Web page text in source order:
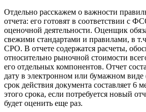
Отдельно расскажем о важности
отчета: его готовят в соответствии с
оценочной деятельности. Оценщик
свежими стандартами и правилами, в
СРО. В отчете содержатся расчеты,
относительно рыночной стоимости
его отдельных компонентов. Отчет
дату в электронном или бумажном виде
срок действия документа составляет 6
этого срока, если потребуется новый
будет оценить еще раз.
Вязьма
Вятские Поляны
Гай
Гатчина
Геленджик
Георгиевск
Глазов
Горно-Алтайск
Городец